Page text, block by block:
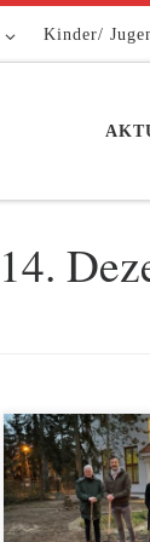
Kinder/
14.
Aufwertung
Pelikan“ so nennt
den Spatenstich